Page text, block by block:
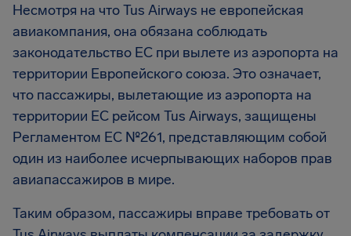
Несмотря на что Tus Airways не европейская
авиакомпания, она обязана соблюдать
законодательство ЕС при вылете из аэропорта на
территории Европейского союза. Это означает,
что пассажиры, вылетающие из аэропорта на
территории ЕС рейсом Tus Airways, защищены
Регламентом EC №261, представляющим собой
один из наиболее исчерпывающих наборов прав
авиапассажиров в мире.
Таким образом, пассажиры вправе требовать от